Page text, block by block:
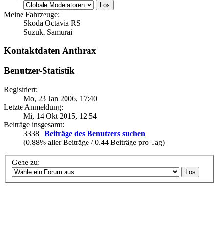
Meine Fahrzeuge:
Skoda Octavia RS
Suzuki Samurai
Kontaktdaten Anthrax
Benutzer-Statistik
Registriert:
Mo, 23 Jan 2006, 17:40
Letzte Anmeldung:
Mi, 14 Okt 2015, 12:54
Beiträge insgesamt:
3338 | Beiträge des Benutzers suchen
(0.88% aller Beiträge / 0.44 Beiträge pro Tag)
Gehe zu: